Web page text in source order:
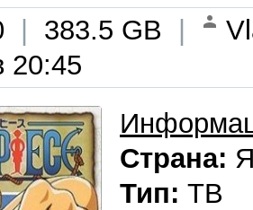
383.5 GB
20:45
Страна:
Тип: ТВ